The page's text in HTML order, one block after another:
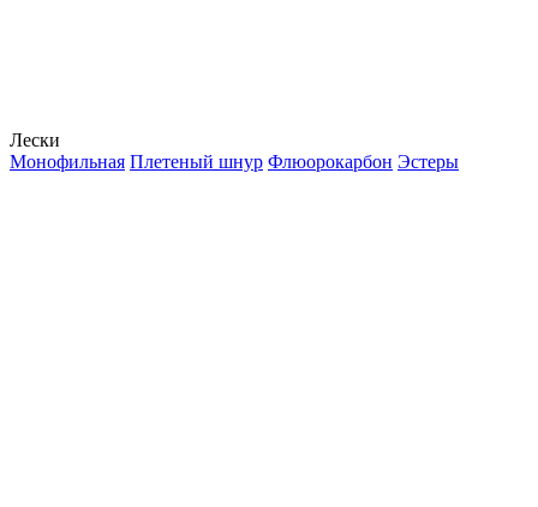
Лески
Монофильная Плетеный шнур Флюорокарбон Эстеры